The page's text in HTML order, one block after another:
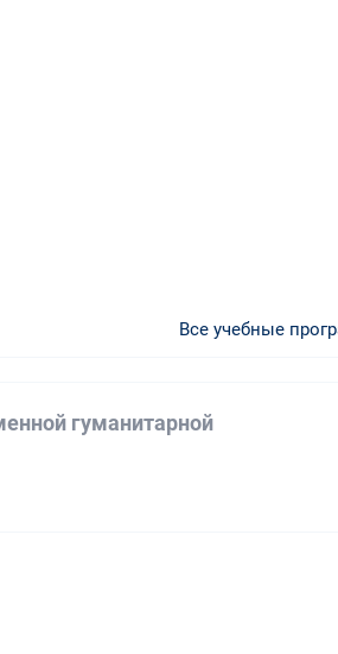
Все учебные
гуманитарной